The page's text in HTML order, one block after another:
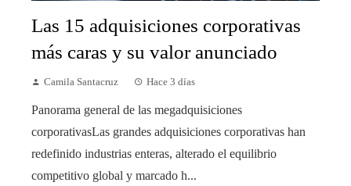
Las 15 adquisiciones corporativas
más caras y su valor anunciado
Camila Santacruz Hace 3 días
Panorama general de las megadquisiciones
corporativasLas grandes adquisiciones corporativas han
redefinido industrias enteras, alterado el equilibrio
competitivo global y marcado h...